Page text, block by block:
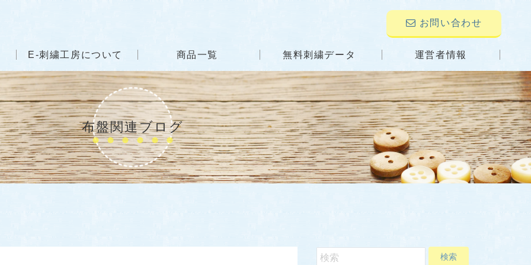
お問い合わせ
E-刺繍工房について 商品一覧 無料刺繍データ 運営者情報
布盤関連ブログ